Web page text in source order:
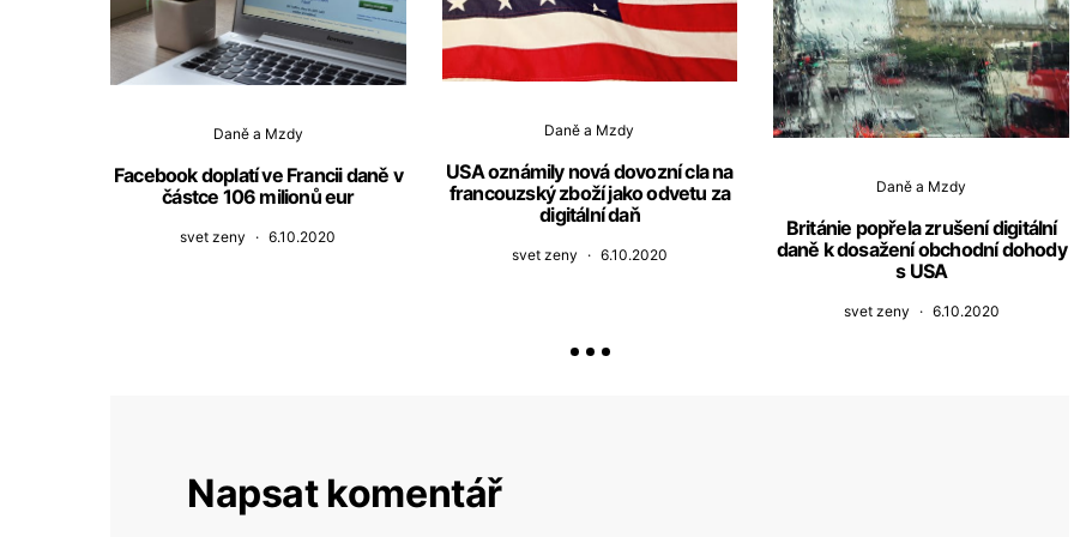
Daně a Mzdy
Facebook doplatí ve Francii daně v
částce 106 milionů eur
svet zeny 6.10.2020
Daně a Mzdy
USA oznámily nová dovozní cla na
francouzský zboží jako odvetu za
digitální daň
svet zeny 6.10.2020
Daně a Mzdy
Británie popřela zrušení digitální
daně k dosažení obchodní dohody
s USA
svet zeny 6.10.2020
Napsat komentář